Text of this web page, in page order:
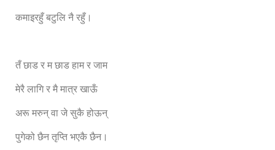
कमाइरहुँ बटुलि नै रहुँ।
तँ छाड र म छाड हाम र जाम
मेरै लागि र मै मात्र खाऊँ
अरू मरुन् वा जे सुकै होऊन्
पुगेको छैन तृप्ति भएकै छैन।